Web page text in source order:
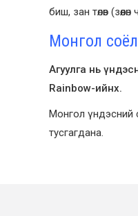
биш, зан төлөв
Монгол
Агуулга нь
Rainbow-ийнх.
Монгол үндэсний
тусгагдана.